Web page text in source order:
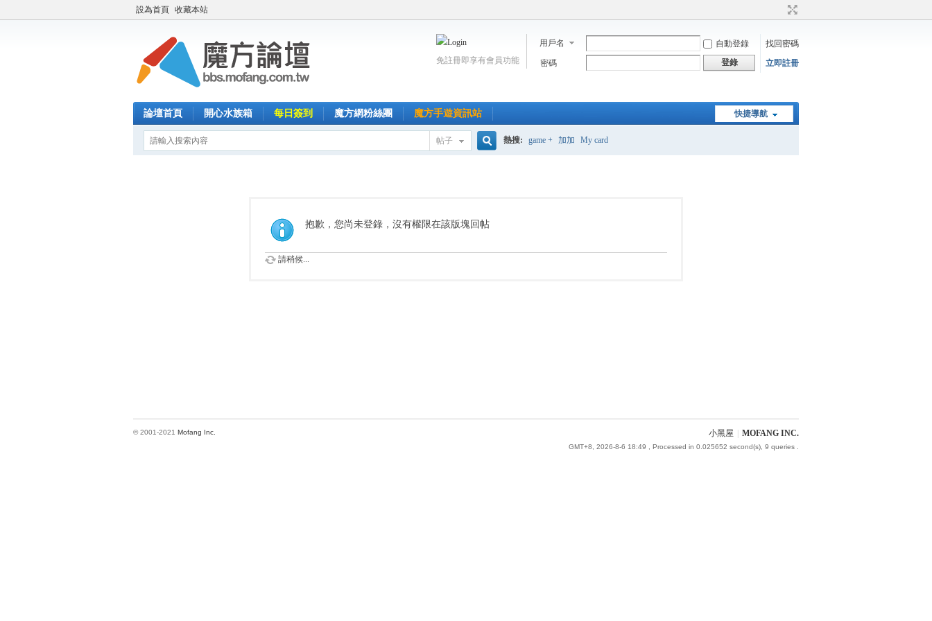
設為首頁 收藏本站
用戶名 自動登錄
找回密碼
密碼
登錄 立即註冊
免註冊即享有會員功能
快捷導航
論壇首頁 開心水族箱 每日簽到 魔方網粉絲團 魔方手遊資訊站
帖子
索
熱搜: game + 加加 My card
抱歉，您尚未登錄，沒有權限在該版塊回帖
請稍候...
小黑屋 MOFANG INC.
GMT+8, 2026-8-6 18:49 , Processed in 0.025652 second(s), 9 queries .
© 2001-2021 Mofang Inc.